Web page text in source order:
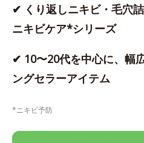
✔ くり返しニキビ・毛穴
ニキビケア*シリーズ
✔ 10〜20代を中心に、幅
ングセラーアイテム
*ニキビ予防